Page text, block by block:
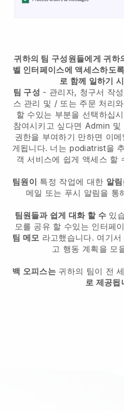
귀하의 팀 구성원들에게 귀하
벨 인터페이스에 액세스하도
로 함께 일하기
팀 구성 - 관리자, 청구서 작
스 관리 및 / 또는 주문 처리
할 수있는 부분을 선택하십
참여시키고 싶다면 Admin
권한을 부여하기 만하면 이
게됩니다. 너는 podiatrist을
객 서비스에 쉽게 액세스 할
팀원이 특정 작업에 대한 알
메일 또는 푸시 알림을 통
팀원들과 쉽게 대화 할 수 있
모를 공유 할 수있는 인터페
팀 메모 라고했습니다. 여기
고 행동 계획을 모
백 오피스는 귀하의 팀이 전
로 제공됩